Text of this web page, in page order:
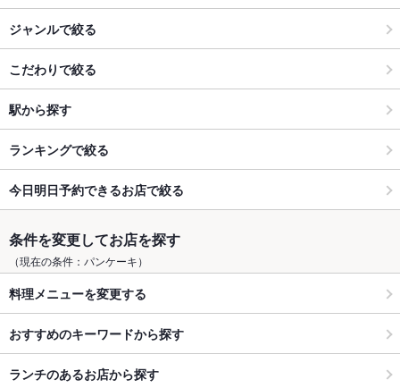
ジャンルで絞る
こだわりで絞る
駅から探す
ランキングで絞る
今日明日予約できるお店で絞る
条件を変更してお店を探す
（現在の条件：パンケーキ）
料理メニューを変更する
おすすめのキーワードから探す
ランチのあるお店から探す